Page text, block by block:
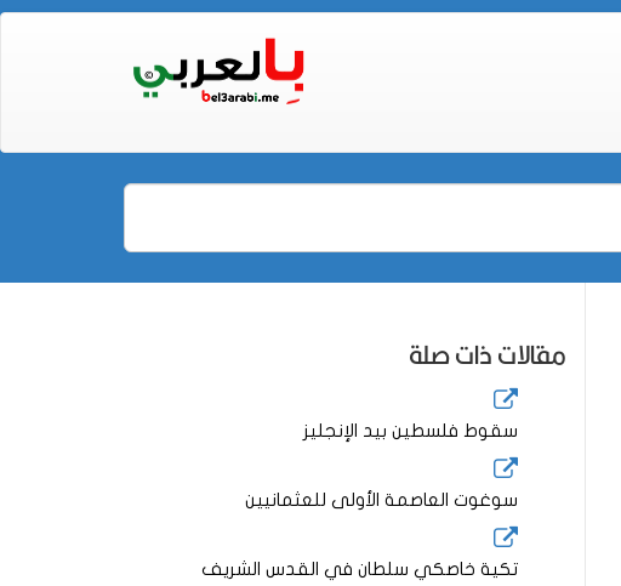
مقالات ذات صلة
سقوط فلسطين بيد الإنجليز
سوغوت العاصمة الأولى للعثمانيين
تكية خاصكي سلطان في القدس الشريف